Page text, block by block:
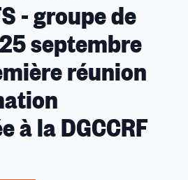
FS
groupe
de
travail
25
septembre
- groupe de
septembre
réunion
à la DGCCRF